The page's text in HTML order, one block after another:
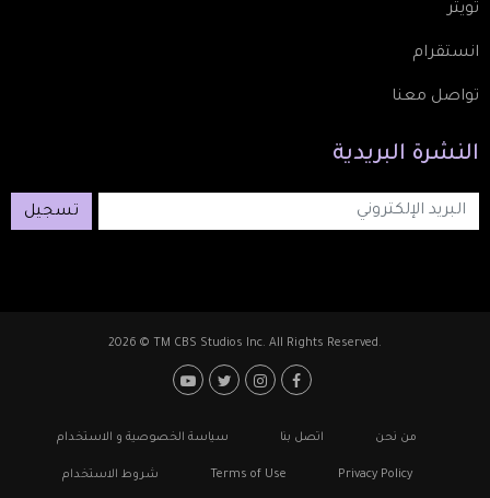
تويتر
انستقرام
تواصل معنا
النشرة البريدية
تسجيل
2026 © TM CBS Studios Inc. All Rights Reserved.
Footer: Social Media
Footerمن نحن اتصل بنا سياسة الخصوصية و الاستخدام
Privacy Policy
Terms of Use شروط الاستخدام